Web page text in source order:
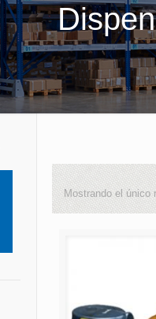
Mostrando el único